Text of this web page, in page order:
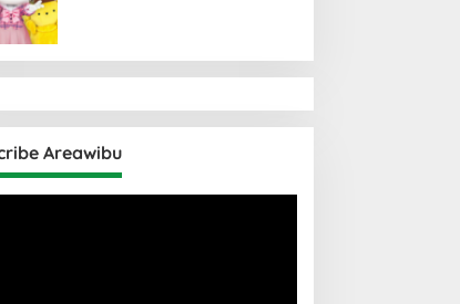
Areawibu